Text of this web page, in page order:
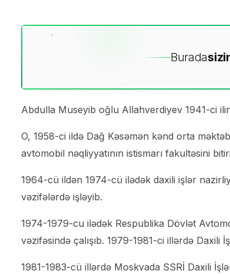
Burada
Abdulla Museyib oğlu Allahverdiyev 1941-ci
O, 1958-ci ildə Dağ Kəsəmən kənd orta
avtomobil nəqliyyatının istismarı fakultəsini
1964-cü ildən 1974-cü ilədək daxili işlər
vəzifələrdə işləyib.
1974-1979-cu ilədək Respublika Dövlət
vəzifəsində çalışıb. 1979-1981-ci illərdə
1981-1983-cü illərdə Moskvada SSRİ Daxili